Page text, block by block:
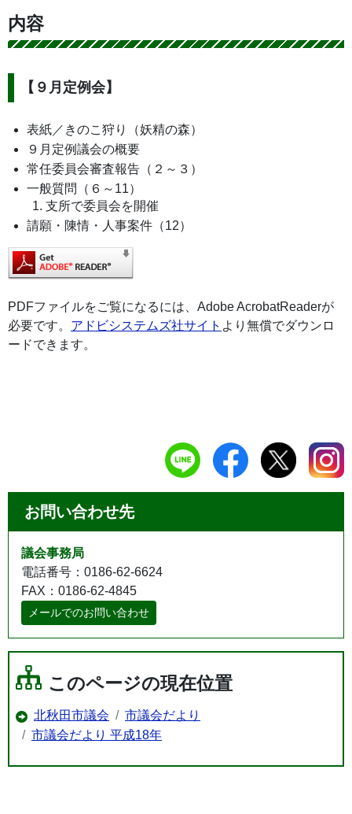
内容
【９月定例会】
表紙／きのこ狩り（妖精の森）
９月定例議会の概要
常任委員会審査報告（２～３）
一般質問（６～11）
支所で委員会を開催
請願・陳情・人事案件（12）
PDFファイルをご覧になるには、Adobe AcrobatReaderが
必要です。 アドビシステムズ社サイト より無償でダウンロ
ードできます。
お問い合わせ先
議会事務局
電話番号：0186-62-6624
FAX：0186-62-4845
メールでのお問い合わせ
このページの現在位置
北秋田市議会
市議会だより
市議会だより 平成18年